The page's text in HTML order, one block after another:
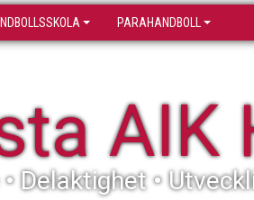
PARAHANDBOLL
AIK
Delaktighet •